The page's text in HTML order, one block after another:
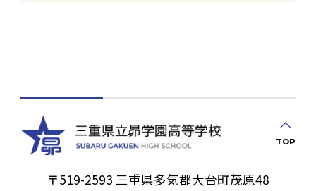
TOP
〒519-2593 三重県多気郡大台町茂原48